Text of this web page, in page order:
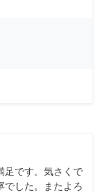
足です。気さくで
でした。またよろ